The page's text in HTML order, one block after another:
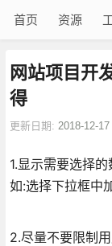
首页 资源
网站项目开
得
更新日期: 2018-12-17
1.显示需要选择
如:选择下拉框中
2.尽量不要限制